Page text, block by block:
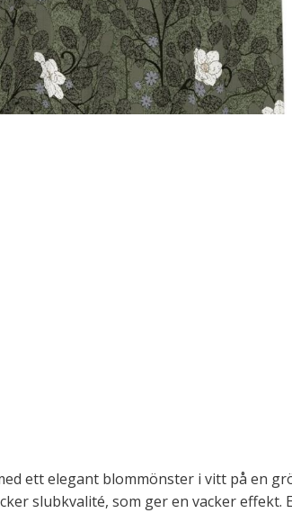
ett elegant blommönster i vitt på en
slubkvalité, som ger en vacker effekt.